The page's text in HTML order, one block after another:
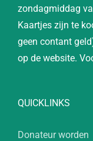
zondagmiddag
Kaartjes zijn te
geen contant
op de website.
QUICKLINKS
Donateur worden